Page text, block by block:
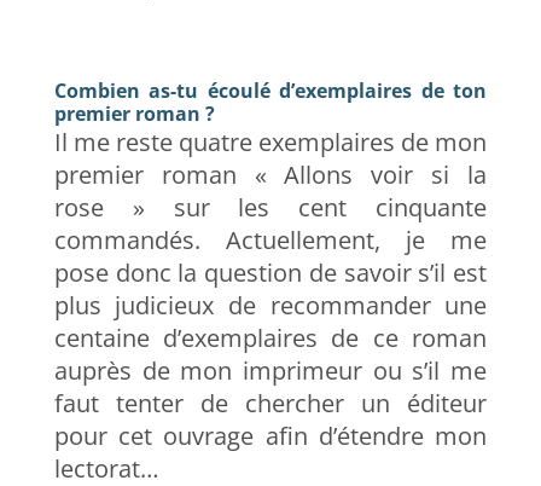
Combien as-tu écoulé d’exemplaires de ton
premier roman ?
Il me reste quatre exemplaires de mon
premier roman « Allons voir si la
rose » sur les cent cinquante
commandés. Actuellement, je me
pose donc la question de savoir s’il est
plus judicieux de recommander une
centaine d’exemplaires de ce roman
auprès de mon imprimeur ou s’il me
faut tenter de chercher un éditeur
pour cet ouvrage afin d’étendre mon
lectorat…